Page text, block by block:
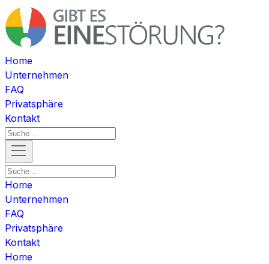
Home
Unternehmen
FAQ
Privatsphäre
Kontakt
Home
Unternehmen
FAQ
Privatsphäre
Kontakt
Home